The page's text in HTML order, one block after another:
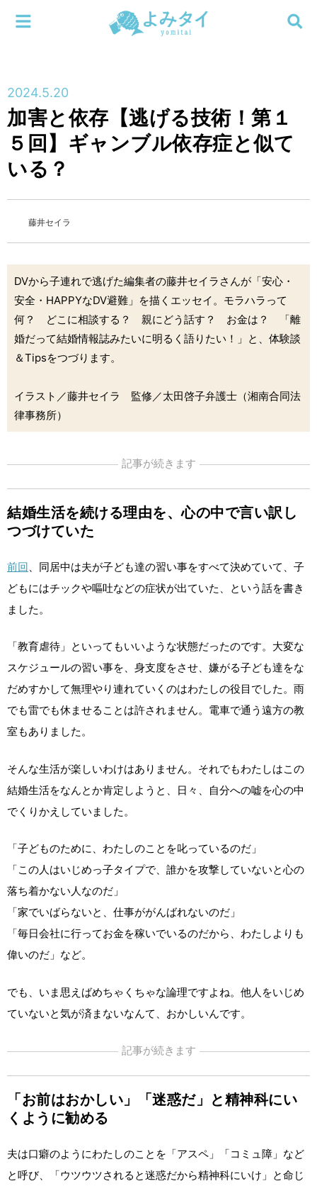
連載
編集部
検索する
メニューを閉じる
2024.5.20
加害と依存【逃げる技術！第１
５回】ギャンブル依存症と似て
いる？
藤井セイラ
DVから子連れで逃げた編集者の藤井セイラさんが「安心・
安全・HAPPYなDV避難」を描くエッセイ。モラハラって
何？ どこに相談する？ 親にどう話す？ お金は？ 「離
婚だって結婚情報誌みたいに明るく語りたい！」と、体験談
＆Tipsをつづります。
イラスト／藤井セイラ 監修／太田啓子弁護士（湘南合同法
律事務所）
記事が続きます
結婚生活を続ける理由を、心の中で言い訳し
つづけていた
前回 、同居中は夫が子ども達の習い事をすべて決めていて、子
どもにはチックや嘔吐などの症状が出ていた、という話を書き
ました。
「教育虐待」といってもいいような状態だったのです。大変な
スケジュールの習い事を、身支度をさせ、嫌がる子ども達をな
だめすかして無理やり連れていくのはわたしの役目でした。雨
でも雷でも休ませることは許されません。電車で通う遠方の教
室もありました。
そんな生活が楽しいわけはありません。それでもわたしはこの
結婚生活をなんとか肯定しようと、日々、自分への嘘を心の中
でくりかえしていました。
「子どものために、わたしのことを叱っているのだ」
「この人はいじめっ子タイプで、誰かを攻撃していないと心の
落ち着かない人なのだ」
「家でいばらないと、仕事ががんばれないのだ」
「毎日会社に行ってお金を稼いでいるのだから、わたしよりも
偉いのだ」など。
でも、いま思えばめちゃくちゃな論理ですよね。他人をいじめ
ていないと気が済まないなんて、おかしいんです。
記事が続きます
「お前はおかしい」「迷惑だ」と精神科にい
くように勧める
夫は口癖のようにわたしのことを「アスペ」「コミュ障」など
と呼び、「ウツウツされると迷惑だから精神科にいけ」と命じ